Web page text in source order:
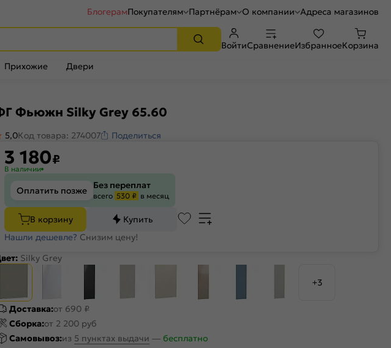
БлогерамПокупателям Партнёрам О компании Адреса магазинов
ВойтиСравнениеИзбранноеКорзина
Прихожие Двери
Фьюжн Silky Grey 65.60
5,0Код товара: 274007 Поделиться
3 180₽
В наличии
Оплатить позже Без переплат
всего 530 ₽ в месяц
В корзину
Купить
Нашли дешевле? Снизим цену!
Silky Grey
+3
Доставка:от 690 ₽
Сборка:от 2 200 руб
Самовывоз:из 5 пунктах выдачи — бесплатно